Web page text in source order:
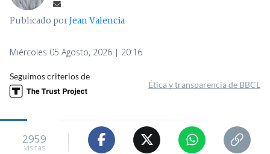
Publicado porJean Valencia
Miércoles 05 Agosto, 2026 | 20:16
Seguimos criterios de
Ética y transparencia de BBCL
2959
visitas